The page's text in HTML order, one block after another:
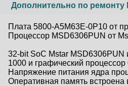
Дополнительно по ремонту
Плата 5800-A5M63E-0P10 от
Процессор MSD6306PUN от
32-bit SoC Mstar MSD6306PUN
1000 и графический
Напряжение питания ядра
Оперативная память встроена